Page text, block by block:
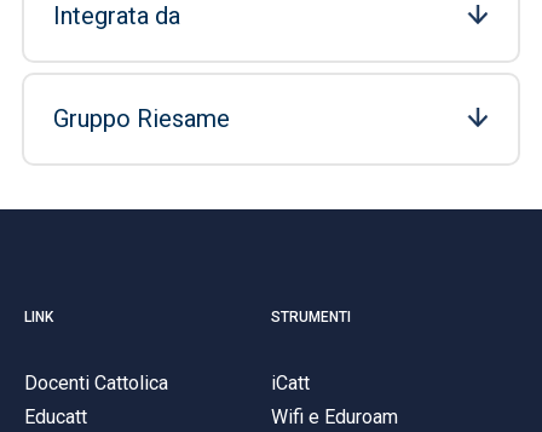
Integrata da
Gruppo Riesame
LINK
Docenti Cattolica
Educatt
STRUMENTI
iCatt
Wifi e Eduroam